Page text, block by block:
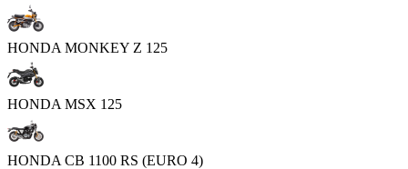
HONDA MONKEY Z 125
HONDA MSX 125
HONDA CB 1100 RS (EURO 4)